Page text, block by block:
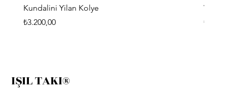
Kundalini Yilan Kolye
Fiyat
₺3.200,00
Fiyat
IŞIL TAKI®